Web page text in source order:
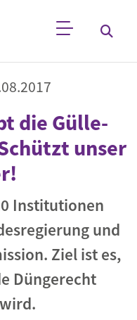
die Gülle-
unser
Institutionen
und
Ziel ist es,
Düngerecht